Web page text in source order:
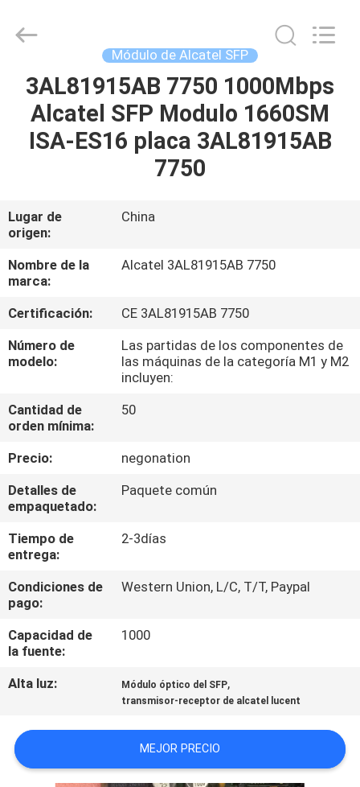
EN
CASA
LOS
VÍDEOS
SOBRE
NOSOTROS
RECORRIDO
POR
LA
FÁBRICA
CONTROL
DE
CALIDAD
PÓNGASE
EN
CASOS
Equipment
Reserved.
Módulo de Alcatel SFP
3AL81915AB 7750 1000Mbps
Alcatel SFP Modulo 1660SM
ISA-ES16 placa 3AL81915AB
7750
Lugar de
origen:
China
Nombre de la
marca:
Alcatel 3AL81915AB 7750
Certificación:
CE 3AL81915AB 7750
Número de
modelo:
Las partidas de los componentes de
las máquinas de la categoría M1 y M2
incluyen:
Cantidad de
orden mínima:
50
Precio:
negonation
Detalles de
empaquetado:
Paquete común
Tiempo de
entrega:
2-3días
Condiciones de
pago:
Western Union, L/C, T/T, Paypal
Capacidad de
la fuente:
1000
Alta luz: Módulo óptico del SFP,
transmisor-receptor de alcatel lucent
MEJOR PRECIO